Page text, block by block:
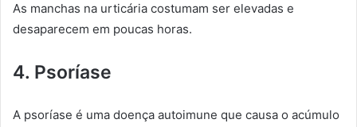
As manchas na urticária costumam ser elevadas e
desaparecem em poucas horas.
4. Psoríase
A psoríase é uma doença autoimune que causa o acúmulo